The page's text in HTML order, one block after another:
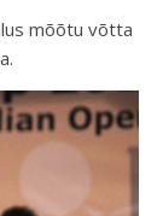
mõõtu võtta